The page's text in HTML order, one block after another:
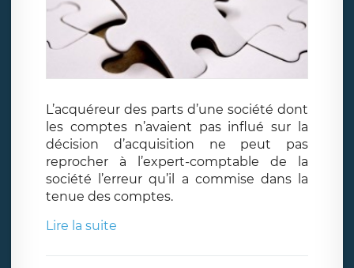
L’acquéreur des parts d’une société dont
les comptes n’avaient pas influé sur la
décision d’acquisition ne peut pas
reprocher à l’expert-comptable de la
société l’erreur qu’il a commise dans la
tenue des comptes.
Lire la suite